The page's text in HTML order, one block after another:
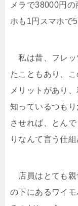
メラで38000円
ホも1円スマホで
私は昔、フレッ
たこともあり、
メリットがあり
知っているつも
させれば、とん
りなんて言う仕
店員はとても親
の下にあるワイ